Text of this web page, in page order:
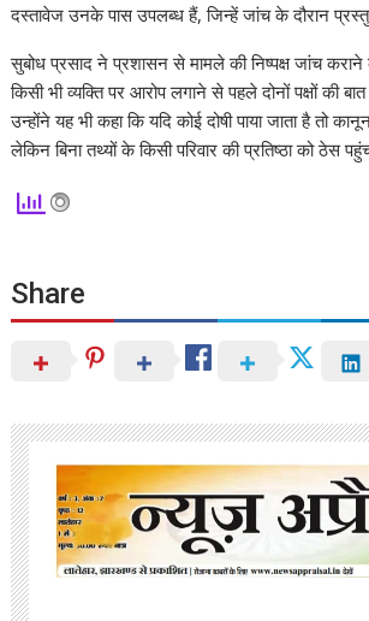
दस्तावेज उनके पास उपलब्ध हैं, जिन्हें जांच के दौरान
सुबोध प्रसाद ने प्रशासन से मामले की निष्पक्ष जांच
किसी भी व्यक्ति पर आरोप लगाने से पहले दोनों पक्षों की
उन्होंने यह भी कहा कि यदि कोई दोषी पाया जाता है तो
लेकिन बिना तथ्यों के किसी परिवार की प्रतिष्ठा को ठेस
Share